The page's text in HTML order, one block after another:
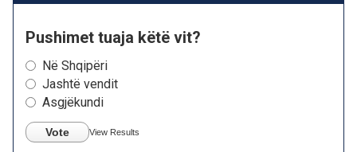
Pushimet tuaja këtë vit?
Në Shqipëri
Jashtë vendit
Asgjëkundi
Vote View Results